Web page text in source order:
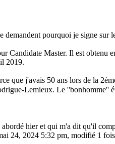
demandent pourquoi je signe
Candidate Master. Il est obtenu
2019.
que j'avais 50 ans lors de la
Lemieux. Le ''bonhomme''
hier et qui m'a dit qu'il
24, 2024 5:32 pm, modifié 1